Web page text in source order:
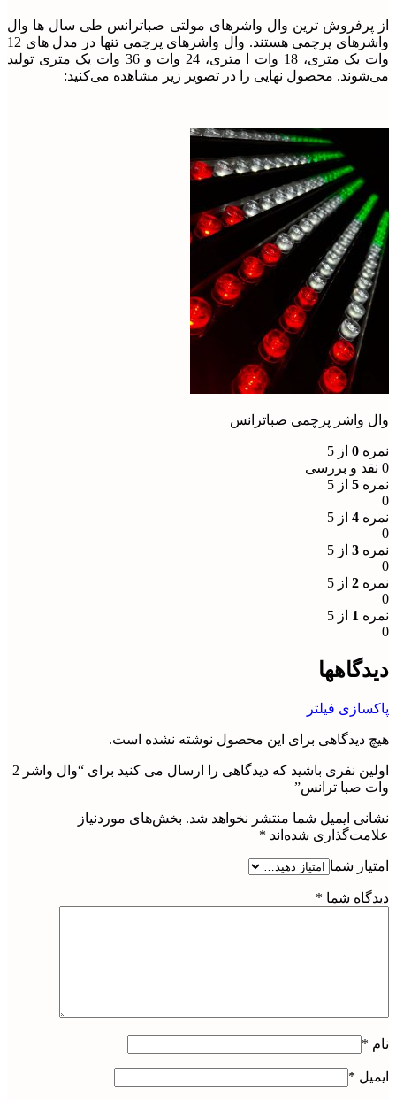
از پرفروش ترین وال واشرهای مولتی صباترانس طی سال ها وال
واشرهای پرچمی هستند. وال واشرهای پرچمی تنها در مدل های 12
وات یک متری، 18 وات ا متری، 24 وات و 36 وات یک متری تولید
می‌شوند. محصول نهایی را در تصویر زیر مشاهده می‌کنید:
وال واشر پرچمی صباترانس
نمره 0 از 5
0 نقد و بررسی
نمره 5 از 5
0
نمره 4 از 5
0
نمره 3 از 5
0
نمره 2 از 5
0
نمره 1 از 5
0
دیدگاهها
پاکسازی فیلتر
هیچ دیدگاهی برای این محصول نوشته نشده است.
اولین نفری باشید که دیدگاهی را ارسال می کنید برای “وال واشر 2
وات صبا ترانس”
نشانی ایمیل شما منتشر نخواهد شد. بخش‌های موردنیاز
علامت‌گذاری شده‌اند *
امتیاز شما
دیدگاه شما *
نام *
ایمیل *